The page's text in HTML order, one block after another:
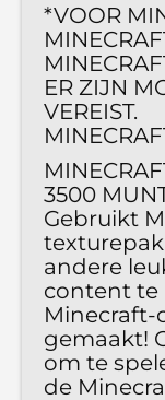
*VOOR
ER ZIJN
VEREIST.
3500
Gebruikt
andere
content te
gemaakt!
om te
de